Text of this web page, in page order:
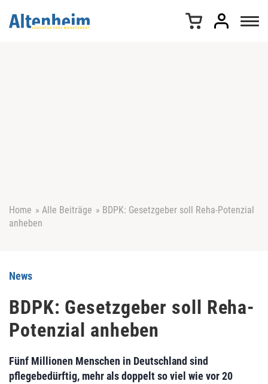
Home » Alle Beiträge » BDPK: Gesetzgeber soll Reha-Potenzial
anheben
News
BDPK: Gesetzgeber soll Reha-
Potenzial anheben
Fünf Millionen Menschen in Deutschland sind
pflegebedürftig, mehr als doppelt so viel wie vor 20